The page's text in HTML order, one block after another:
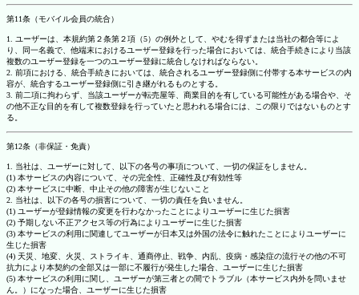
第11条（モバイル会員の統合）
1. ユーザーは、本規約第２条第２項（5）の例外として、やむを得ずまたは当社の都合等によ
り、同一名義で、他端末におけるユーザー登録を行った場合においては、統合手続きにより当該
複数のユーザー登録を一つのユーザー登録に統合しなければならない。
2. 前項における、統合手続きにおいては、統合されるユーザー登録側に付帯する本サービスの内
容が、統合するユーザー登録側に引き継がれるものとする。
3. 前二項に拘わらず、当該ユーザーが転売屋等、商業目的を有している可能性がある場合や、そ
の他不正な目的を有して複数登録を行っていたと思われる場合には、この限りではないものとす
る。
第12条（非保証・免責）
1. 当社は、ユーザーに対して、以下の各号の事項について、一切の保証をしません。
(1) 本サービスの内容について、その完全性、正確性及び有効性等
(2) 本サービスに中断、中止その他の障害が生じないこと
2. 当社は、以下の各号の損害について、一切の責任を負いません。
(1) ユーザーが登録情報の変更を行わなかったことによりユーザーに生じた損害
(2) 予期しない不正アクセス等の行為によりユーザーに生じた損害
(3) 本サービスの利用に関連してユーザーが日本又は外国の法令に触れたことによりユーザーに
生じた損害
(4) 天災、地変、火災、ストライキ、通商停止、戦争、内乱、疫病・感染症の流行その他の不可
抗力により本契約の全部又は一部に不履行が発生した場合、ユーザーに生じた損害
(5) 本サービスの利用に関し、ユーザーが第三者との間でトラブル（本サービス内外を問いませ
ん。）になった場合、ユーザーに生じた損害